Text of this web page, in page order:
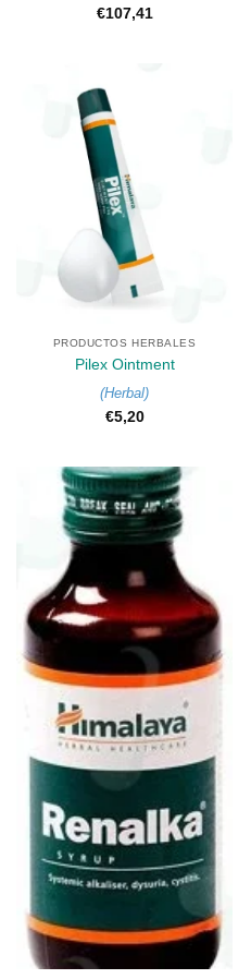
€107,41
PRODUCTOS HERBALES
Pilex Ointment
(Herbal)
€5,20